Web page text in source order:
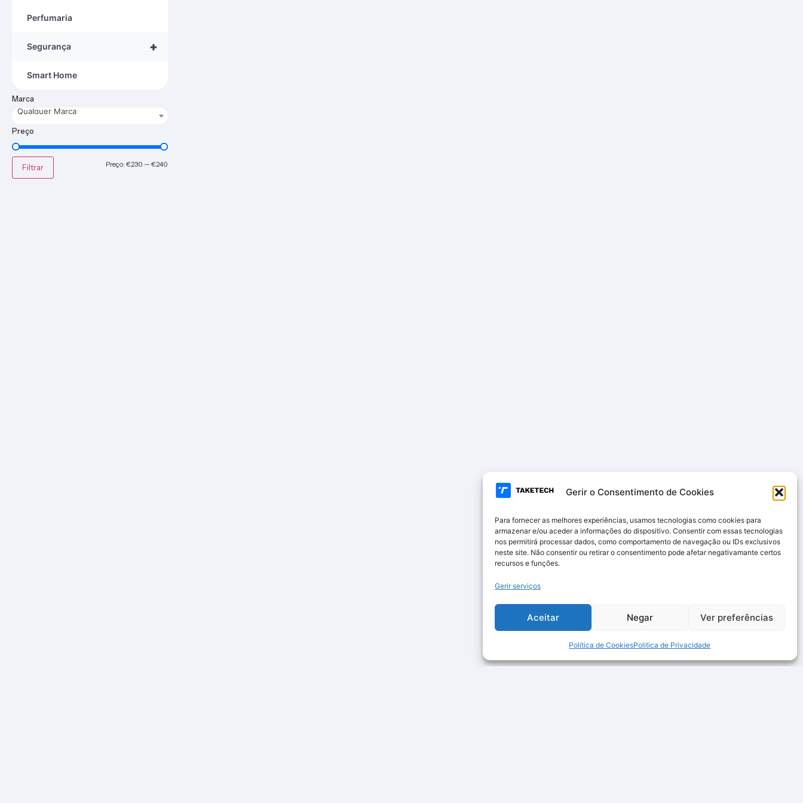
Gerir o Consentimento de Cookies
Para fornecer as melhores experiências, usamos tecnologias como cookies para
armazenar e/ou aceder a informações do dispositivo. Consentir com essas tecnologias
nos permitirá processar dados, como comportamento de navegação ou IDs exclusivos
neste site. Não consentir ou retirar o consentimento pode afetar negativamante certos
recursos e funções.
Gerir serviços
Aceitar Negar Ver preferências
Política de CookiesPolitica de Privacidade
Perfumaria
+
Segurança
Smart Home
Marca
Qualquer Marca
Preço
Filtrar Preço: €230 —€240